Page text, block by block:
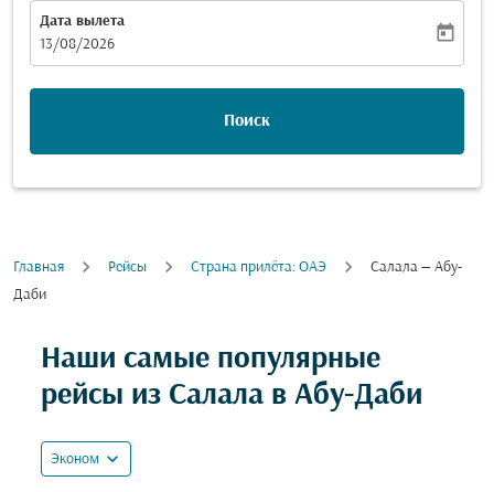
Дата вылета
fc-booking-departure-date-aria-label
13/08/2026
today
Поиск
Главная Рейсы Cтрана прилёта: ОАЭ
Салала — Абу-
Даби
Наши самые популярные
рейсы из Салала в Абу-Даби
Эконом expand_more